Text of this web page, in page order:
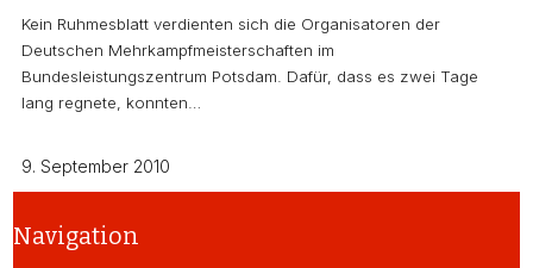
Kein Ruhmesblatt verdienten sich die Organisatoren der
Deutschen Mehrkampfmeisterschaften im
Bundesleistungszentrum Potsdam. Dafür, dass es zwei Tage
lang regnete, konnten…
9. September 2010
Navigation